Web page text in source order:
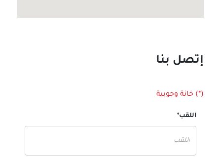
إتصل بنا
(*) خانة وجوبية
اللقب*